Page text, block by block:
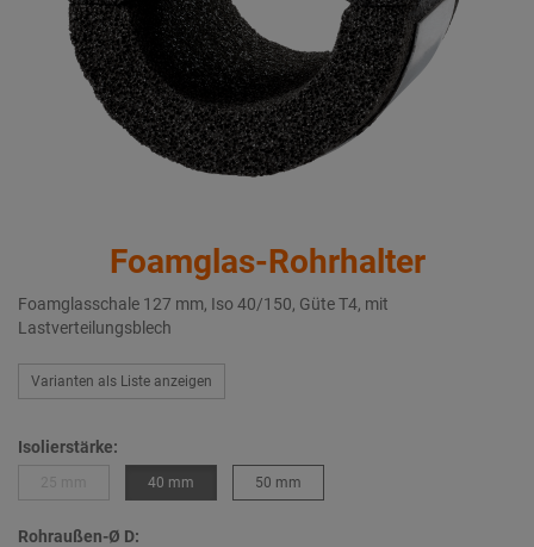
Foamglas-Rohrhalter
Foamglasschale 127 mm, Iso 40/150, Güte T4, mit
Lastverteilungsblech
Varianten als Liste anzeigen
Isolierstärke:
40 mm 50 mm
Rohraußen-Ø D: